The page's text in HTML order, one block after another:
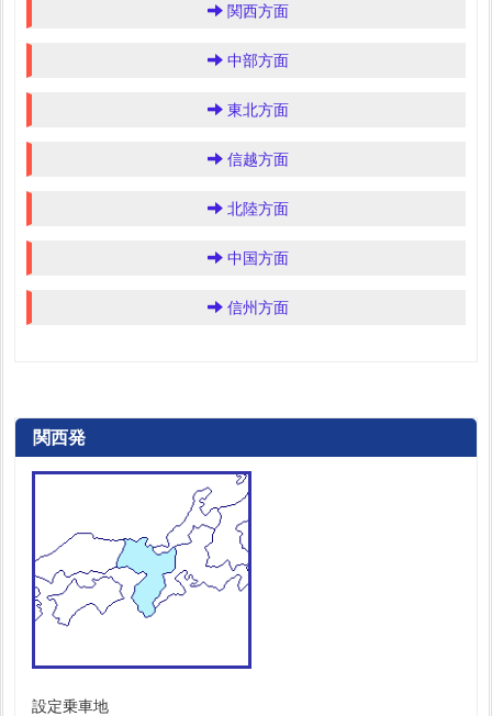
関西方面
中部方面
東北方面
信越方面
北陸方面
中国方面
信州方面
関西発
設定乗車地